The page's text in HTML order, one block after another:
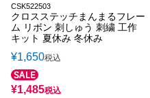
CSK522503
クロスステッチまんまるフレー
ム リボン 刺しゅう 刺繍 工作
キット 夏休み 冬休み
¥1,650税込
¥1,485税込